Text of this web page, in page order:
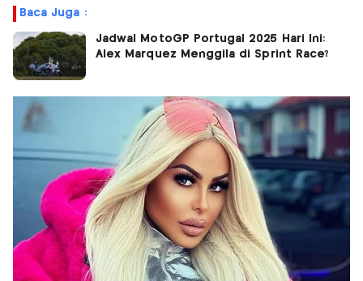
Baca Juga :
Jadwal MotoGP Portugal 2025 Hari Ini:
Alex Marquez Menggila di Sprint Race?